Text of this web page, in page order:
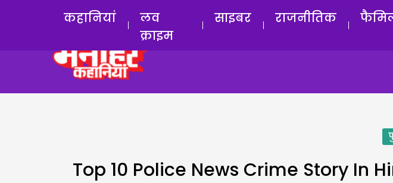
कहानियां
लव
क्राइम
साइबर राजनीतिक
Top 10 Police News Crime Story In